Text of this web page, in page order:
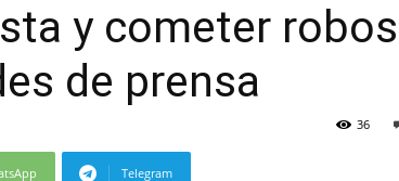
y cometer robos
de prensa
36
Telegram